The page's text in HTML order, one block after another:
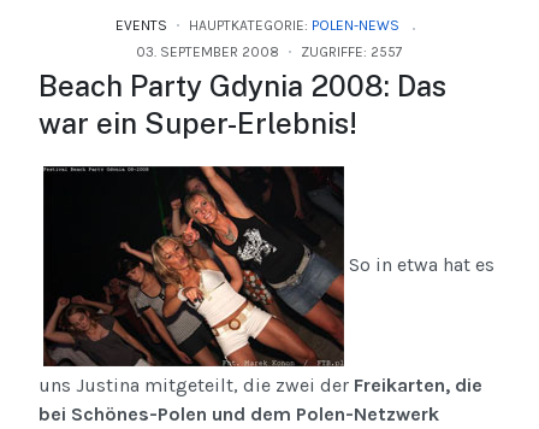
EVENTS HAUPTKATEGORIE: POLEN-NEWS
03. SEPTEMBER 2008
ZUGRIFFE: 2557
Beach Party Gdynia 2008: Das
war ein Super-Erlebnis!
So in etwa hat es
uns Justina mitgeteilt, die zwei der Freikarten, die
bei Schönes-Polen und dem Polen-Netzwerk